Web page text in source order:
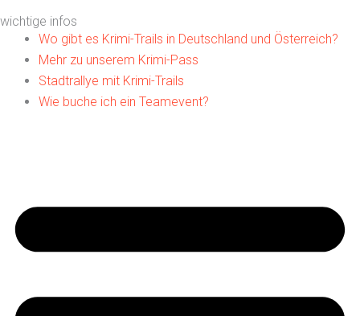
wichtige infos
Wo gibt es Krimi-Trails in Deutschland und Österreich?
Mehr zu unserem Krimi-Pass
Stadtrallye mit Krimi-Trails
Wie buche ich ein Teamevent?